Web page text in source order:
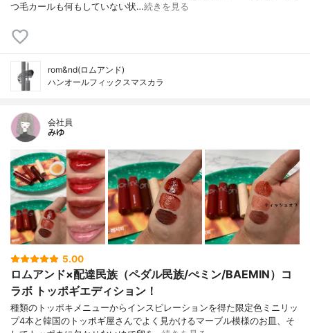
つ毛カールも何もしていない状…続きを見る
rom&nd(ロムアンド)
ハンオールフィックスマスカラ
会社員
みゆ
5.00
ロムアンド×配達民族（ペダル民族/ぺミン/BAEMIN）コ
ラボ トッポギエディション！
種類のトッポキメニューからインスピレーションを得た限定色ミニリッ
プ4本と韓国のトッポギ屋さんでよく見かけるマーブル模様のお皿、そ